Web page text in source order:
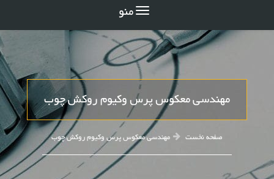
منو
مهندسی معکوس پرس وکیوم روکش چوب
صفحه نخست مهندسی معکوس پرس وکیوم روکش چوب